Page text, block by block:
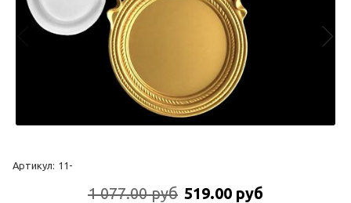
Артикул: 11-
1 077.00 руб 519.00 руб